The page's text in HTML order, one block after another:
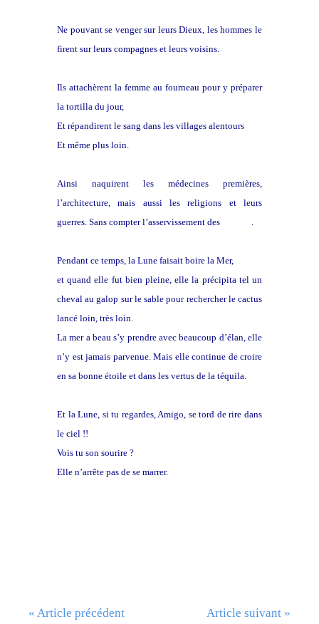
Ne pouvant se venger sur leurs Dieux, les hommes le
firent sur leurs compagnes et leurs voisins.
Ils attachèrent la femme au fourneau pour y préparer
la tortilla du jour,
Et répandirent le sang dans les villages alentours
Et même plus loin.
Ainsi naquirent les médecines premières,
l’architecture, mais aussi les religions et leurs
guerres. Sans compter l’asservissement des
Pendant ce temps, la Lune faisait boire la Mer,
et quand elle fut bien pleine, elle la précipita tel un
cheval au galop sur le sable pour rechercher le cactus
lancé loin, très loin.
La mer a beau s’y prendre avec beaucoup d’élan, elle
n’y est jamais parvenue. Mais elle continue de croire
en sa bonne étoile et dans les vertus de la téquila.
Et la Lune, si tu regardes, Amigo, se tord de rire dans
le ciel !!
Vois tu son sourire ?
Elle n’arrête pas de se marrer.
« Article précédent Article suivant »